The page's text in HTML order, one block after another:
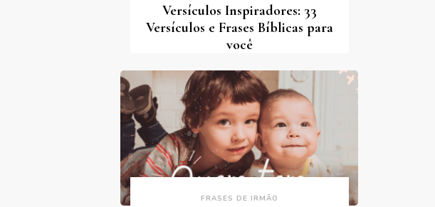
Versículos Inspiradores: 33
Versículos e Frases Bíblicas para
você
FRASES DE IRMÃO